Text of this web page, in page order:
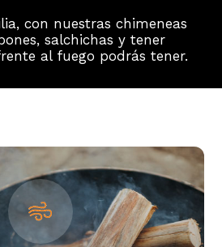
con nuestras chimeneas
salchichas y tener
al fuego podrás tener.